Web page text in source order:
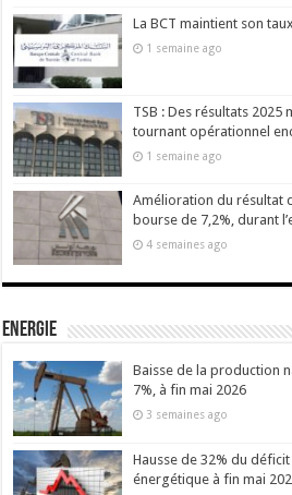
La BCT maintient son
1 semaine ago
TSB : Des résultats
tournant opérationnel
1 semaine ago
Amélioration du résultat
bourse de 7,2%, durant
4 semaines ago
Energie
Baisse de la production
7%, à fin mai 2026
3 semaines ago
Hausse de 32% du
énergétique à fin mai